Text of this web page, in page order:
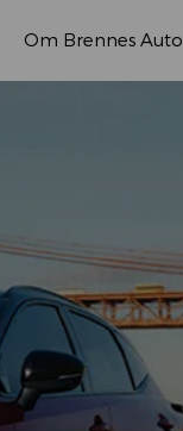
Om Brennes Auto